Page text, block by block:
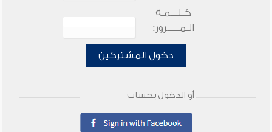
كـلـــمـة
الـمـــــرور:
دخول المشتركين
أو الدخول بحساب